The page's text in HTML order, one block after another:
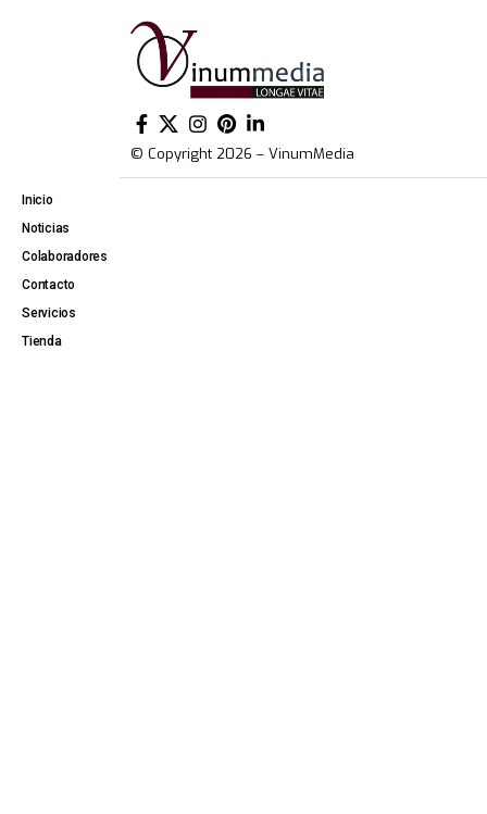
© Copyright 2026 – VinumMedia
Inicio
Noticias
Colaboradores
Contacto
Servicios
Tienda